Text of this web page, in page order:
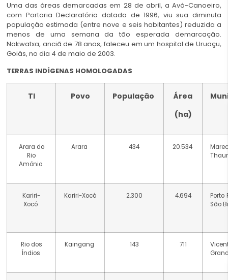
Uma das áreas demarcadas em 28 de abril, a Avá-Canoeiro,
com Portaria Declaratória datada de 1996, viu sua diminuta
população estimada (entre nove e seis habitantes) reduzida a
menos de uma semana da tão esperada demarcação.
Nakwatxa, anciã de 78 anos, faleceu em um hospital de Uruaçu,
Goiás, no dia 4 de maio de 2003.
TERRAS INDÍGENAS HOMOLOGADAS
TI Povo População
Área
(ha)
Arara do
Rio
Amônia
Arara 434 20.534
Kariri-
Xocó
Kariri-Xocó 2.300 4.694
Porto
São
Rio dos
Índios
Kaingang 143 711